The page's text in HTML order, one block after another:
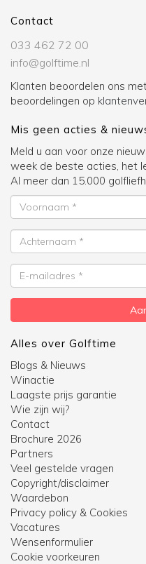
Contact
033 462 72 00
info@golftime.nl
Klanten beoordelen ons
beoordelingen op
Mis geen acties &
Meld u aan voor onze
week de beste acties, het
Al meer dan 15.000
Voornaam
Achternaam
E-
mailadres
Alles over Golftime
Blogs & Nieuws
Winactie
Laagste prijs garantie
Wie zijn wij?
Contact
Brochure 2026
Partners
Veel gestelde vragen
Copyright/disclaimer
Waardebon
Privacy policy & Cookies
Vacatures
Wensenformulier
Cookie voorkeuren